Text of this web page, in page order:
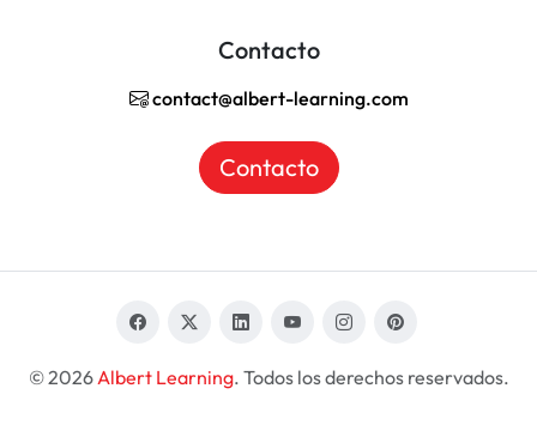
Contacto
contact@albert-learning.com
Contacto
© 2026Albert Learning. Todos los derechos reservados.